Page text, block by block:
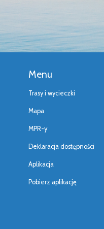
Menu
Trasy i wycieczki
Mapa
MPR-y
Deklaracja dostępności
Aplikacja
Pobierz aplikację